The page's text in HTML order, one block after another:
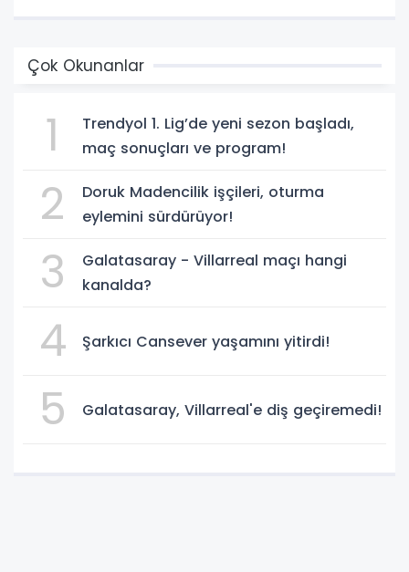
Çok Okunanlar
1
Trendyol 1. Lig’de yeni sezon başladı,
maç sonuçları ve program!
2
Doruk Madencilik işçileri, oturma
eylemini sürdürüyor!
3
Galatasaray - Villarreal maçı hangi
kanalda?
4 Şarkıcı Cansever yaşamını yitirdi!
5 Galatasaray, Villarreal'e diş geçiremedi!